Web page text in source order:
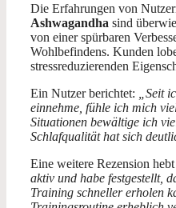
Die Erfahrungen von
Ashwagandha sind
von einer spürbaren
Wohlbefindens. Kunden
stressreduzierenden
Ein Nutzer berichtet:
„Seit
einnehme, fühle ich mich
Situationen bewältige ich
Schlafqualität hat sich
Eine weitere Rezension
aktiv und habe festgestellt,
Training schneller erholen